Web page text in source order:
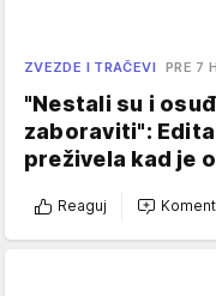
ZVEZDE I TRAČEVI PRE 7 H
"Nestali su i
zaboraviti":
preživela kad je
Reaguj